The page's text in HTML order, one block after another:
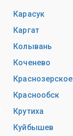
Карасук
Каргат
Колывань
Коченево
Краснозерское
Краснообск
Крутиха
Куйбышев